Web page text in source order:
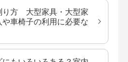
り方 大型家具・大型家
車椅子の利用に必要な